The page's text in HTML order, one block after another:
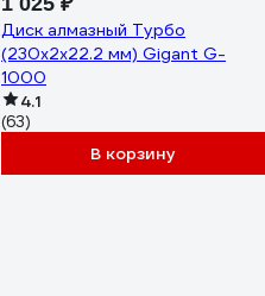
Диск алмазный Турбо
(230x2x22.2 мм) Gigant G-
1000
4.1
(63)
В корзину